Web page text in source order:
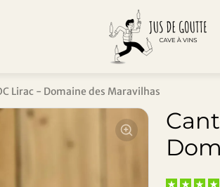
Lirac - Domaine des Maravilhas